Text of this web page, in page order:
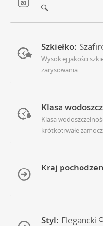
Szkiełko:
Wysokiej jakości
zarysowania.
Klasa
Klasa
krótkotrwałe
Kraj
Styl: Elegancki